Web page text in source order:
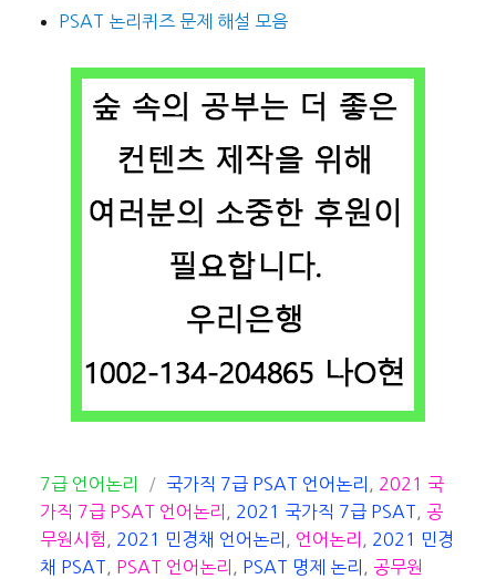
PSAT 논리퀴즈 문제 해설 모음
카
테
고
리
7급 언어논리
태
그
국가직 7급 PSAT 언어논리
2021 국
가직 7급 PSAT 언어논리
2021 국가직 7급 PSAT
공
무원시험
2021 민경채 언어논리 언어논리
2021 민경
채 PSAT
PSAT 언어논리 PSAT 명제 논리
공무원